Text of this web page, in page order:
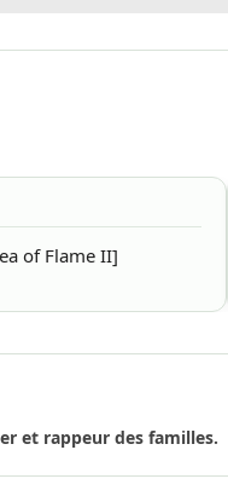
of Flame II]
et rappeur des familles.